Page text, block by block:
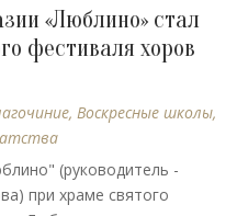
«Люблино» стал
фестиваля хоров
,Воскресные школы,
(руководитель -
при храме святого